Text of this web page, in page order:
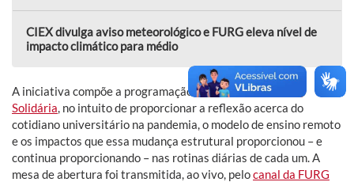
CIEX divulga aviso meteorológico e FURG eleva nível de
impacto climático para médio
A iniciativa compõe a programação da Acolhida Cidadã e
Solidária, no intuito de proporcionar a reflexão acerca do
cotidiano universitário na pandemia, o modelo de ensino remoto
e os impactos que essa mudança estrutural proporcionou – e
continua proporcionando – nas rotinas diárias de cada um. A
mesa de abertura foi transmitida, ao vivo, pelocanal da FURG